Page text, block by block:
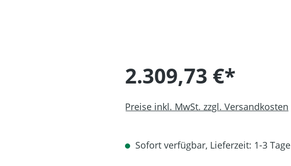
2.309,73 €*
Preise inkl. MwSt. zzgl. Versandkosten
Sofort verfügbar, Lieferzeit: 1-3 Tage